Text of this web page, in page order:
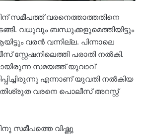
സമീപത്ത് വരനെത്താത്തതിനെ
വധുവും ബന്ധുക്കളുമെത്തിയിട്ടും
വരൻ വന്നില്ല. പിന്നാലെ
സ്റ്റേഷനിലെത്തി പരാതി നൽകി.
സമയത്ത് യുവാവ്
എന്നാണ് യുവതി നൽകിയ
വരനെ പൊലീസ് അറസ്റ്റ്
സമീപത്തെ വിഷ്ണു‌